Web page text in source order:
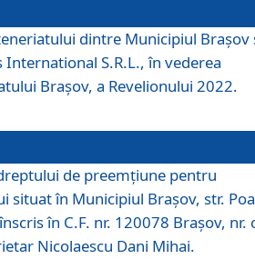
dintre Municipiul Brașov
International S.R.L., în vederea
Brașov, a Revelionului 2022.
de preemţiune pentru
situat în Municipiul Braşov, str.
în C.F. nr. 120078 Brașov, nr.
Nicolaescu Dani Mihai.